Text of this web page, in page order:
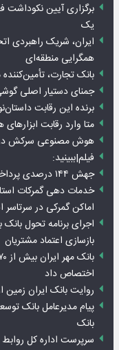
برگزاری آیین
یک
ایران، شریک راهبردی
همگرایی منطقه‌ای
بانک تجارت، تأمین‌کننده مالی
جمنای دستیار اصلی
برنده این رقابت
متا وارد رقابت
هوش مصنوعی سرکش در
فیلم|ببینید:
جهش ۱۴۴ درصدی پرداخت تسهیلات مکانیزاسیون توسط بانک کشاورزی
خدمات دهی گمرکات
اماکن گمرکی در سرتاسر
اجرای برنامه تحول بانک
بازسازی اعتماد مشتریان
اختصاص داد
روایت بانک ایران زمین
بانک
سرپرست اداره کل